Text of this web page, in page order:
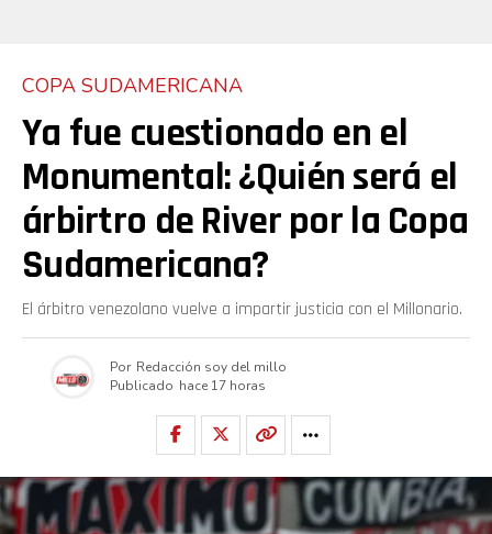
COPA SUDAMERICANA
Ya fue cuestionado en el
Monumental: ¿Quién será el
árbirtro de River por la Copa
Sudamericana?
El árbitro venezolano vuelve a impartir justicia con el Millonario.
Por Redacción soy del millo
Publicado hace 17 horas